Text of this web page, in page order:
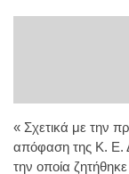
« Σχετικά με την
απόφαση της Κ. Ε.
την οποία